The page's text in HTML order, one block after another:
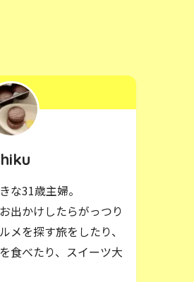
な31歳主婦。
出かけしたらがっつり
メを探す旅をしたり、
食べたり、スイーツ大